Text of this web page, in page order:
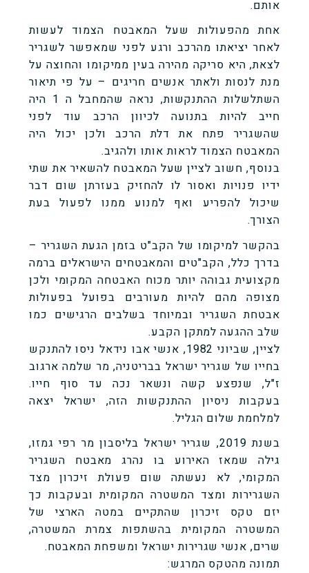
אותם.
אחת מהפעולות שעל המאבטח הצמוד לעשות
לאחר יציאתו מהרכב ורגע לפני שמאפשר לשגריר
לצאת, היא סריקה מהירה בעין ממיקומו והחוצה על
מנת לנסות ולאתר אנשים חריגים – על פי תיאור
השתלשלות ההתנקשות, נראה שהמחבל ה 1 היה
חייב להיות בתנועה לכיוון הרכב עוד לפני
שהשגריר פתח את דלת הרכב ולכן יכול היה
המאבטח הצמוד לראות אותו ולהגיב.
בנוסף, חשוב לציין שעל המאבטח להשאיר את שתי
ידיו פנויות ואסור לו להחזיק בעזרתן שום דבר
שיכול להפריע ואף למנוע ממנו לפעול בעת
הצורך.
בהקשר למיקומו של הקב"ט בזמן הגעת השגריר –
בדרך כלל, הקב"טים והמאבטחים הישראלים ברמה
מקצועית גבוהה יותר מכוח האבטחה המקומי ולכן
מצופה מהם להיות מעורבים בפועל בפעולות
אבטחת השגריר ובמיוחד בשלבים הרגישים כמו
שלב ההגעה למתקן הקבע.
לציין, שביוני 1982, אנשי אבו נידאל ניסו להתנקש
בחייו של שגריר ישראל בבריטניה, מר שלמה ארגוב
ז"ל, שנפצע קשה ונשאר נכה עד סוף חייו.
בעקבות ניסיון ההתנקשות הזה, ישראל יצאה
למלחמת שלום הגליל.
בשנת 2019, שגריר ישראל בליסבון מר רפי גמזו,
גילה שמאז האירוע בו נהרג מאבטח השגריר
המקומי, לא נעשתה שום פעולת זיכרון מצד
השגרירות ומצד המשטרה המקומית ובעקבות כך
יזם טקס זיכרון שהתקיים במטה הארצי של
המשטרה המקומית בהשתפות צמרת המשטרה,
שרים, אנשי שגרירות ישראל ומשפחת המאבטח.
תמונה מהטקס המרגש: